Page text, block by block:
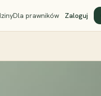
Dla prawników Zaloguj